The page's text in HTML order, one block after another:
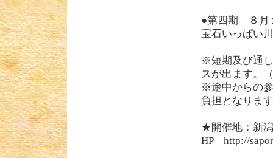
●第四期 ８
宝石いっぱい
※短期及び通
スが出ます。
※途中からの
負担となりま
★開催地：新
HP http://